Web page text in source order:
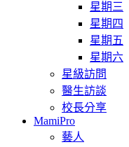
星期三
星期四
星期五
星期六
星級訪問
醫生訪談
校長分享
MamiPro
藝人